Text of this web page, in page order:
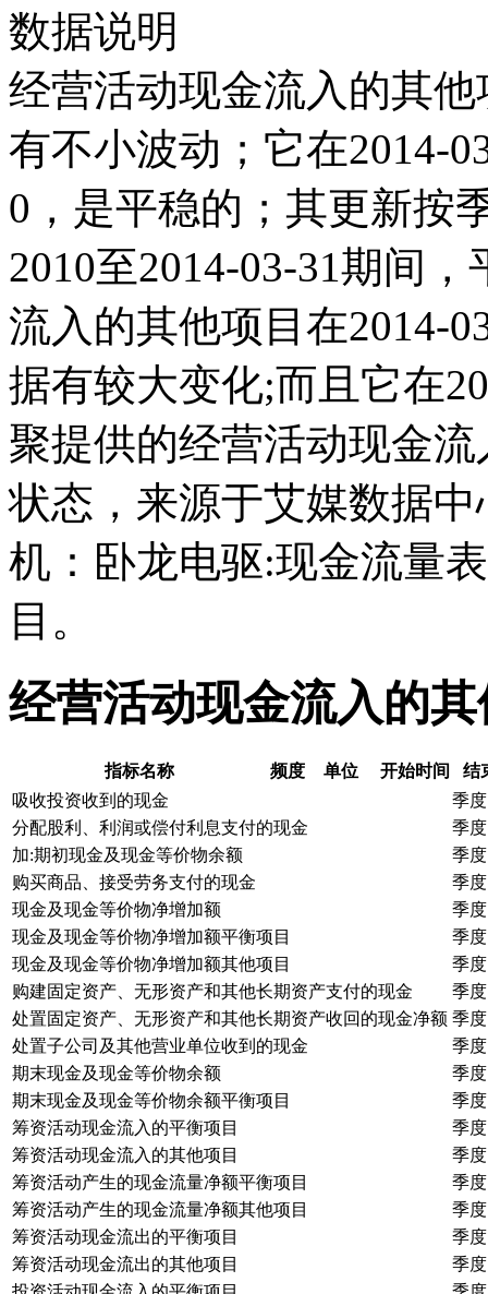
数据说明
经营活动现金流入的其
有不小波动；它在2014-
0，是平稳的；其更新按
2010至2014-03-31期间
流入的其他项目在2014-
据有较大变化;而且它在
聚提供的经营活动现金
状态，来源于艾媒数据
机：卧龙电驱:现金流量
目。
经营活动现金流入的
指标名称 频度 单位 开始时间
结
吸收投资收到的现金
季度
分配股利、利润或偿付利息支付的现金
季度
加:期初现金及现金等价物余额
季度
购买商品、接受劳务支付的现金
季度
现金及现金等价物净增加额
季度
现金及现金等价物净增加额平衡项目
季度
现金及现金等价物净增加额其他项目
季度
购建固定资产、无形资产和其他长期资产支付的现金
季度
处置固定资产、无形资产和其他长期资产收回的现金净额 季度
处置子公司及其他营业单位收到的现金
季度
期末现金及现金等价物余额
季度
期末现金及现金等价物余额平衡项目
季度
筹资活动现金流入的平衡项目
季度
筹资活动现金流入的其他项目
季度
筹资活动产生的现金流量净额平衡项目
季度
筹资活动产生的现金流量净额其他项目
季度
筹资活动现金流出的平衡项目
季度
筹资活动现金流出的其他项目
季度